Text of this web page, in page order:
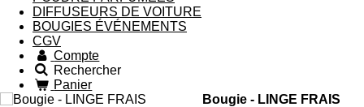
DIFFUSEURS DE VOITURE
BOUGIES ÉVÉNEMENTS
CGV
Compte
Rechercher
Panier
Bougie - LINGE FRAIS